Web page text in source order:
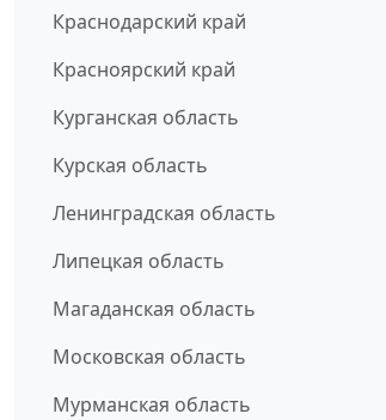
Краснодарский край
Красноярский край
Курганская область
Курская область
Ленинградская область
Липецкая область
Магаданская область
Московская область
Мурманская область